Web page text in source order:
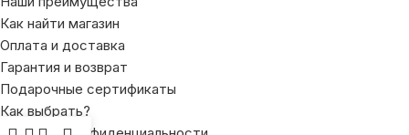
Как найти магазин
Оплата и доставка
Гарантия и возврат
Подарочные сертификаты
Как выбрать?